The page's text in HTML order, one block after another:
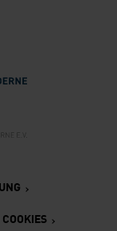
zur Seite der
COOKIES